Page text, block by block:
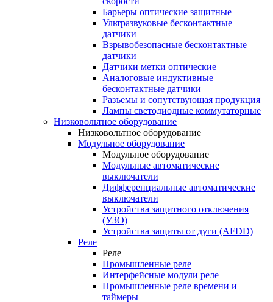
Барьеры оптические защитные
Ультразвуковые бесконтактные
датчики
Взрывобезопасные бесконтактные
датчики
Датчики метки оптические
Аналоговые индуктивные
бесконтактные датчики
Разъемы и сопутствующая продукция
Лампы светодиодные коммутаторные
Низковольтное оборудование
Низковольтное оборудование
Модульное оборудование
Модульное оборудование
Модульные автоматические
выключатели
Дифференциальные автоматические
выключатели
Устройства защитного отключения
(УЗО)
Устройства защиты от дуги (AFDD)
Реле
Реле
Промышленные реле
Интерфейсные модули реле
Промышленные реле времени и
таймеры